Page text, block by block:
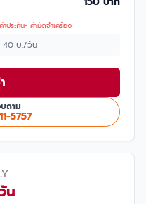
ประกัน- ค่ามัดจำเครื่อง
40 บ./วัน
ถาม
5757
น